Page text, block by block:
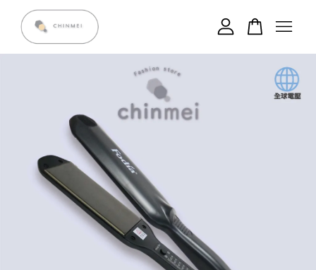
您的購物車目前還是空的。
繼續購物